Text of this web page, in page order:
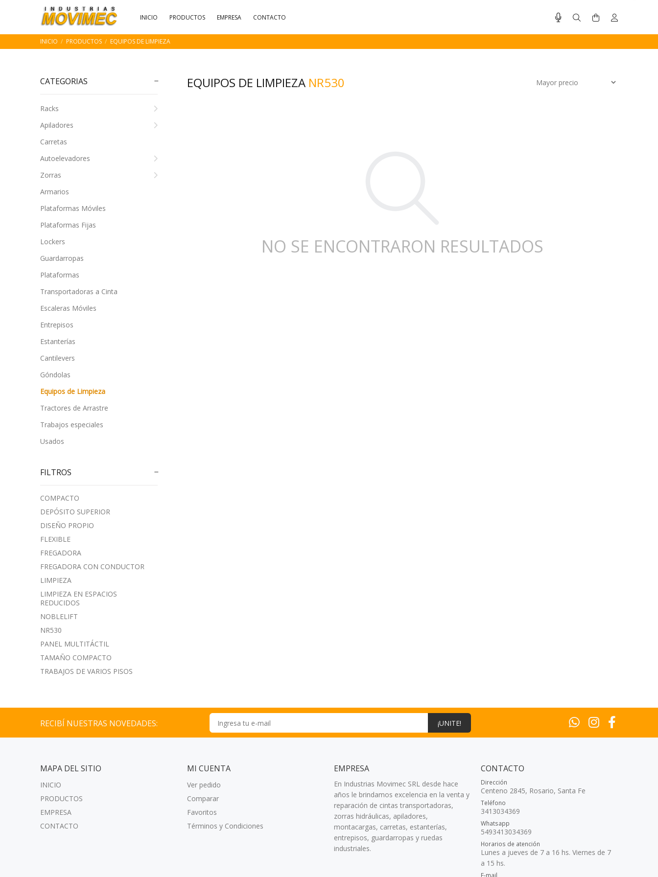
INICIO PRODUCTOS EMPRESA CONTACTO
INICIO PRODUCTOS EQUIPOS DE LIMPIEZA
CATEGORIAS
Racks
Apiladores
Carretas
Autoelevadores
Zorras
Armarios
Plataformas Móviles
Plataformas Fijas
Lockers
Guardarropas
Plataformas
Transportadoras a Cinta
Escaleras Móviles
Entrepisos
Estanterías
Cantilevers
Góndolas
Equipos de Limpieza
Tractores de Arrastre
Trabajos especiales
Usados
FILTROS
COMPACTO
DEPÓSITO SUPERIOR
DISEÑO PROPIO
FLEXIBLE
FREGADORA
FREGADORA CON CONDUCTOR
LIMPIEZA
LIMPIEZA EN ESPACIOS
REDUCIDOS
NOBLELIFT
NR530
PANEL MULTITÁCTIL
TAMAÑO COMPACTO
TRABAJOS DE VARIOS PISOS
EQUIPOS DE LIMPIEZA NR530
NO SE ENCONTRARON RESULTADOS
RECIBÍ NUESTRAS NOVEDADES: ¡UNITE!
MAPA DEL SITIO
INICIO
PRODUCTOS
EMPRESA
CONTACTO
MI CUENTA
Ver pedido
Comparar
Favoritos
Términos y Condiciones
EMPRESA
En Industrias Movimec SRL desde hace
años le brindamos excelencia en la venta y
reparación de cintas transportadoras,
zorras hidráulicas, apiladores,
montacargas, carretas, estanterías,
entrepisos, guardarropas y ruedas
industriales.
CONTACTO
Dirección
Centeno 2845, Rosario, Santa Fe
Teléfono
3413034369
Whatsapp
5493413034369
Horarios de atención
Lunes a jueves de 7 a 16 hs. Viernes de 7
a 15 hs.
E-mail